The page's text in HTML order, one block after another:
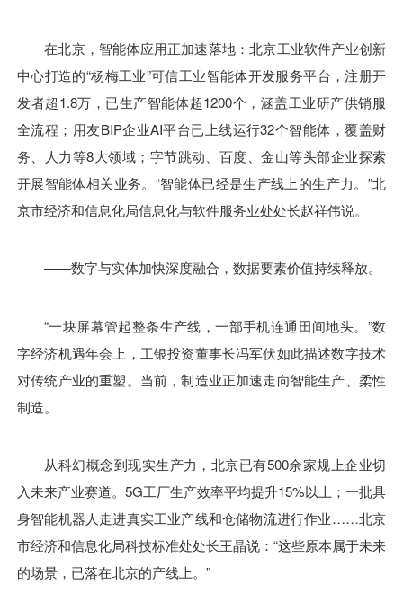
在北京，智能体应用正加速落地：北京工业软件产业创新
中心打造的“杨梅工业”可信工业智能体开发服务平台，注册开
发者超1.8万，已生产智能体超1200个，涵盖工业研产供销服
全流程；用友BIP企业AI平台已上线运行32个智能体，覆盖财
务、人力等8大领域；字节跳动、百度、金山等头部企业探索
开展智能体相关业务。“智能体已经是生产线上的生产力。”北
京市经济和信息化局信息化与软件服务业处处长赵祥伟说。
——数字与实体加快深度融合，数据要素价值持续释放。
“一块屏幕管起整条生产线，一部手机连通田间地头。”数
字经济机遇年会上，工银投资董事长冯军伏如此描述数字技术
对传统产业的重塑。当前，制造业正加速走向智能生产、柔性
制造。
从科幻概念到现实生产力，北京已有500余家规上企业切
入未来产业赛道。5G工厂生产效率平均提升15%以上；一批具
身智能机器人走进真实工业产线和仓储物流进行作业……北京
市经济和信息化局科技标准处处长王晶说：“这些原本属于未来
的场景，已落在北京的产线上。”